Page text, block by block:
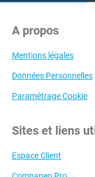
A propos
Mentions légales
Données Personnelles
Paramétrage Cookie
Sites et liens
Espace Client